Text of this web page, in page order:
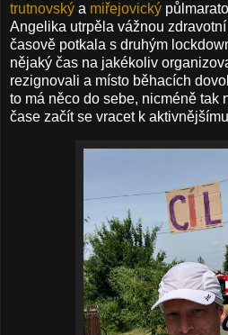
trutnovský a miřejovický
Angelika utrpěla vážnou
časově potkala s druhým
nějaký čas na jakékoliv
rezignovali a místo běhacích
to má něco do sebe, nicméně tak
čase začít se vracet k